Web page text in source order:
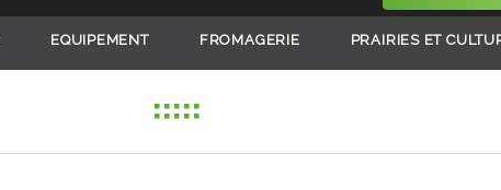
EQUIPEMENT FROMAGERIE PRAIRIES ET